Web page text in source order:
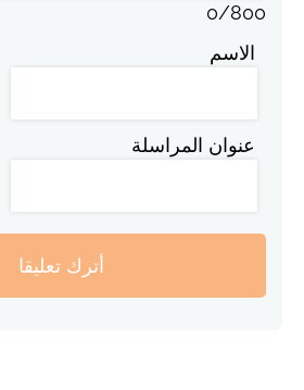
0/800
الاسم
عنوان المراسلة
أترك تعليقا